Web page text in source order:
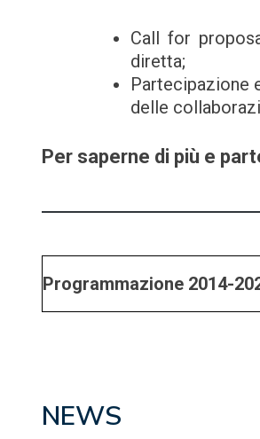
Call for
diretta;
Partecipazione
delle
Per saperne di più e
Programmazione 2014-
NEWS